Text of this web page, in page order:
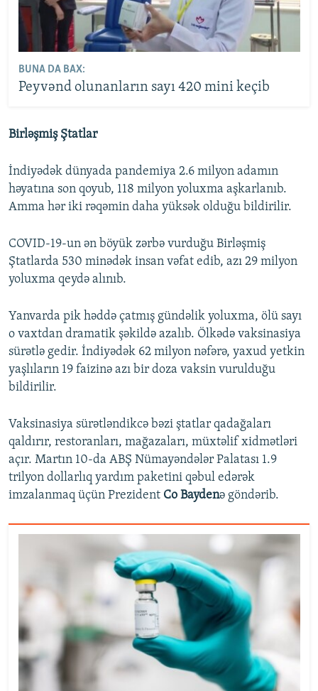
BUNA DA BAX:
Peyvənd olunanların sayı 420 mini keçib
Birləşmiş Ştatlar
İndiyədək dünyada pandemiya 2.6 milyon adamın
həyatına son qoyub, 118 milyon yoluxma aşkarlanıb.
Amma hər iki rəqəmin daha yüksək olduğu bildirilir.
COVID-19-un ən böyük zərbə vurduğu Birləşmiş
Ştatlarda 530 minədək insan vəfat edib, azı 29 milyon
yoluxma qeydə alınıb.
Yanvarda pik həddə çatmış gündəlik yoluxma, ölü sayı
o vaxtdan dramatik şəkildə azalıb. Ölkədə vaksinasiya
sürətlə gedir. İndiyədək 62 milyon nəfərə, yaxud yetkin
yaşlıların 19 faizinə azı bir doza vaksin vurulduğu
bildirilir.
Vaksinasiya sürətləndikcə bəzi ştatlar qadağaları
qaldırır, restoranları, mağazaları, müxtəlif xidmətləri
açır. Martın 10-da ABŞ Nümayəndələr Palatası 1.9
trilyon dollarlıq yardım paketini qəbul edərək
imzalanmaq üçün Prezident Co Baydenə göndərib.